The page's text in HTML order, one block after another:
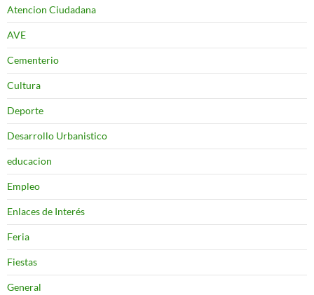
Atencion Ciudadana
AVE
Cementerio
Cultura
Deporte
Desarrollo Urbanistico
educacion
Empleo
Enlaces de Interés
Feria
Fiestas
General